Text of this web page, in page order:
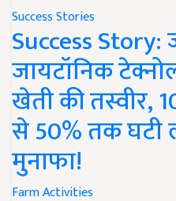
Success Stories
Success
जायटॉनिक
खेती की तस्वीर,
से 50% तक घटी
मुनाफा!
Farm Activities